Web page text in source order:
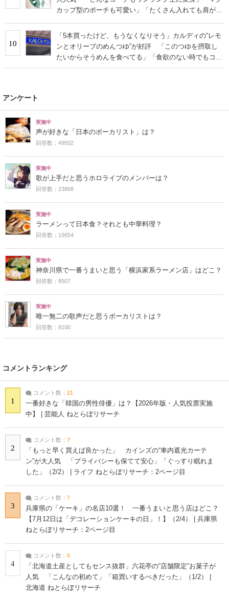
カップ型のポーチも可愛い」「たくさん入れても肩が痛
10
「5本買ったけど、もうなくなりそう」カルディの“レモ
ンとオリーブのめんつゆ”が好評 「このつゆを摂取し
たいからそうめんを食べてる」「食欲のない時でもコレ
で食べられる」
アンケート
実施中
声が好きな「日本のボーカリスト」は？
回答数：49502
実施中
歌が上手だと思うホロライブのメンバーは？
回答数：23868
実施中
ラーメンって日本食？それとも中華料理？
回答数：19654
実施中
神奈川県で一番うまいと思う「横浜家系ラーメン店」はどこ？
回答数：8507
実施中
唯一無二の歌声だと思うボーカリストは？
回答数：8100
コメントランキング
1
コメント数： 21
一番好きな「韓国の男性俳優」は？【2026年版・人気投票実施
中】 | 芸能人 ねとらぼリサーチ
2
コメント数： 7
「もっと早く買えば良かった」 カインズの“車内遮光カーテ
ン”が大人気 「プライバシーも保てて安心」「ぐっすり眠れま
した」（2/2） | ライフ ねとらぼリサーチ：2ページ目
3
コメント数： 7
兵庫県の「ケーキ」の名店10選！ 一番うまいと思う店はどこ？
【7月12日は「デコレーションケーキの日」！】（2/4） | 兵庫県
ねとらぼリサーチ：2ページ目
4
コメント数： 5
「北海道土産としてもセンス抜群」六花亭の“店舗限定”お菓子が
人気 「こんなの初めて」「箱買いするべきだった」（1/2） |
北海道 ねとらぼリサーチ